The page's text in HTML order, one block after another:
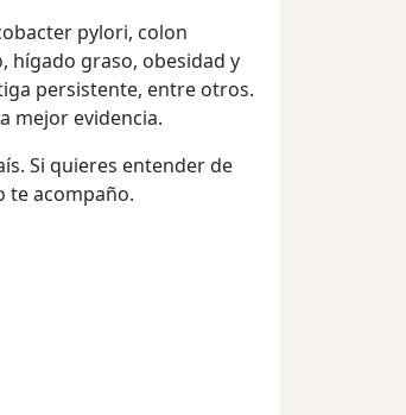
pylori, colon
hígado graso, obesidad y
persistente, entre otros.
mejor evidencia.
Si quieres entender de
te acompaño.